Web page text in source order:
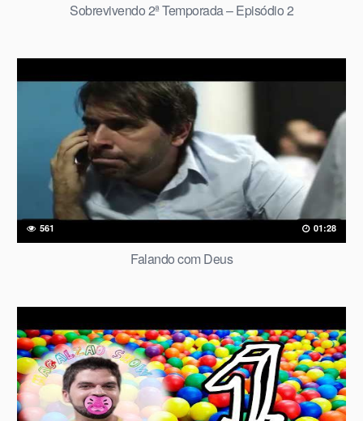
Sobrevivendo 2ª Temporada – Episódio 2
561 01:28
Falando com Deus